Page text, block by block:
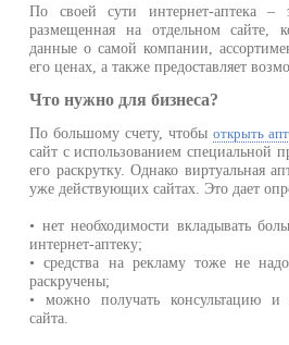
По своей сути интернет-аптека –
размещенная на отдельном сайте,
данные о самой компании,
его ценах, а также предоставляет
Что нужно для бизнеса?
По большому счету, чтобы открыть
сайт с использованием специальной
его раскрутку. Однако виртуальная
уже действующих сайтах. Это дает
• нет необходимости вкладывать
интернет-аптеку;
• средства на рекламу тоже не
раскручены;
• можно получать консультацию и
сайта.